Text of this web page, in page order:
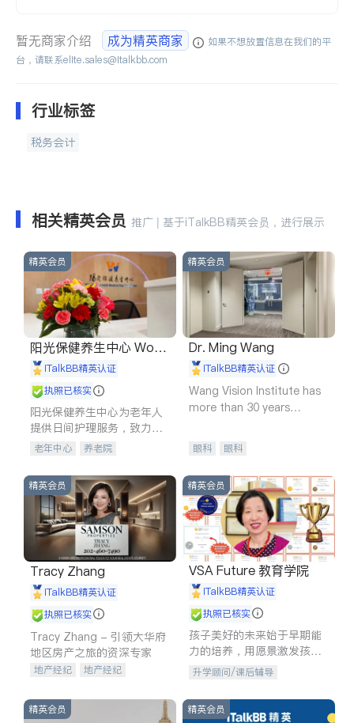
暂无商家介绍 成为精英商家
如果不想放置信息在我们的平
台，请联系elite.sales@italkbb.com
行业标签
税务会计
相关精英会员 推广 | 基于iTalkBB精英会员，进行展示
精英会员
阳光保健养生中心 World
shine
iTalkBB精英认证
执照已核实
阳光保健养生中心为老年人
提供日间护理服务，致力于
通过持续的护理创新来有效
老年中心 养老院
精英会员
Dr. Ming Wang
iTalkBB精英认证
Wang Vision Institute has
more than 30 years
眼科 眼科
精英会员
Tracy Zhang
iTalkBB精英认证
执照已核实
Tracy Zhang - 引领大华府
地区房产之旅的资深专家
地产经纪
地产经纪
商铺租售
精英会员
VSA Future 教育学院
iTalkBB精英认证
执照已核实
孩子美好的未来始于早期能
力的培养，用愿景激发孩子
的学习潜力和动力。理念：
拥有成长型心态是成功的基
石。
升学顾问/课后辅导
精英会员 精英会员